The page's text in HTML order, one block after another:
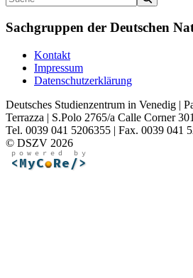
Sachgruppen der Deutschen
Kontakt
Impressum
Datenschutzerklärung
Deutsches Studienzentrum in Venedig |
Terrazza | S.Polo 2765/a Calle Corner
Tel. 0039 041 5206355 | Fax. 0039 041
© DSZV 2026